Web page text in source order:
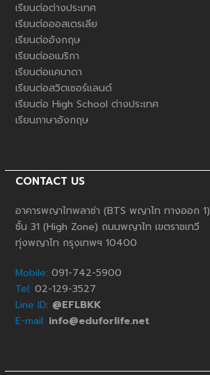
เรียนต่อต่างประเทศ
เรียนต่อออสเตรเลีย
เรียนต่ออังกฤษ
เรียนต่ออเมริกา
เรียนต่อแคนาดา
เรียนต่อสวิตเซอร์แลนด์
เรียนต่อ High School ต่างประเทศ
เรียนภาษาอังกฤษ
CONTACT US
อาคารพญาไทพลาซ่า (BTS พญาไท ทางออก 1)
ชั้น 31 (High Zone) ถนนพญาไท เขตราชเทวี
ทุ่งพญาไท กรุงเทพฯ 10400
Mobile: 091-742-5900
Tel: 02-129-3527
Line ID: @EFLBKK
E-mail: info@eduforlife.net